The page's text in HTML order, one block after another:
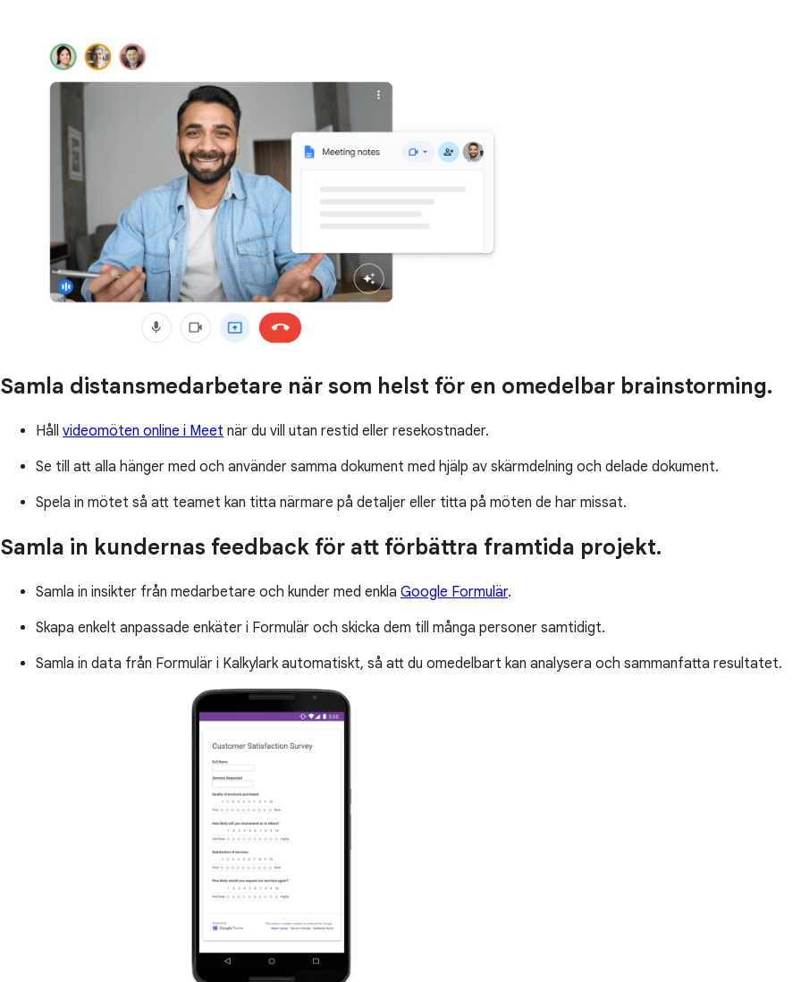
Samla distansmedarbetare när som helst för en omedelbar brainstorming.
Håll videomöten online i Meet när du vill utan restid eller resekostnader.
Se till att alla hänger med och använder samma dokument med hjälp av skärmdelning och delade dokument.
Spela in mötet så att teamet kan titta närmare på detaljer eller titta på möten de har missat.
Samla in kundernas feedback för att förbättra framtida projekt.
Samla in insikter från medarbetare och kunder med enkla Google Formulär.
Skapa enkelt anpassade enkäter i Formulär och skicka dem till många personer samtidigt.
Samla in data från Formulär i Kalkylark automatiskt, så att du omedelbart kan analysera och sammanfatta resultatet.